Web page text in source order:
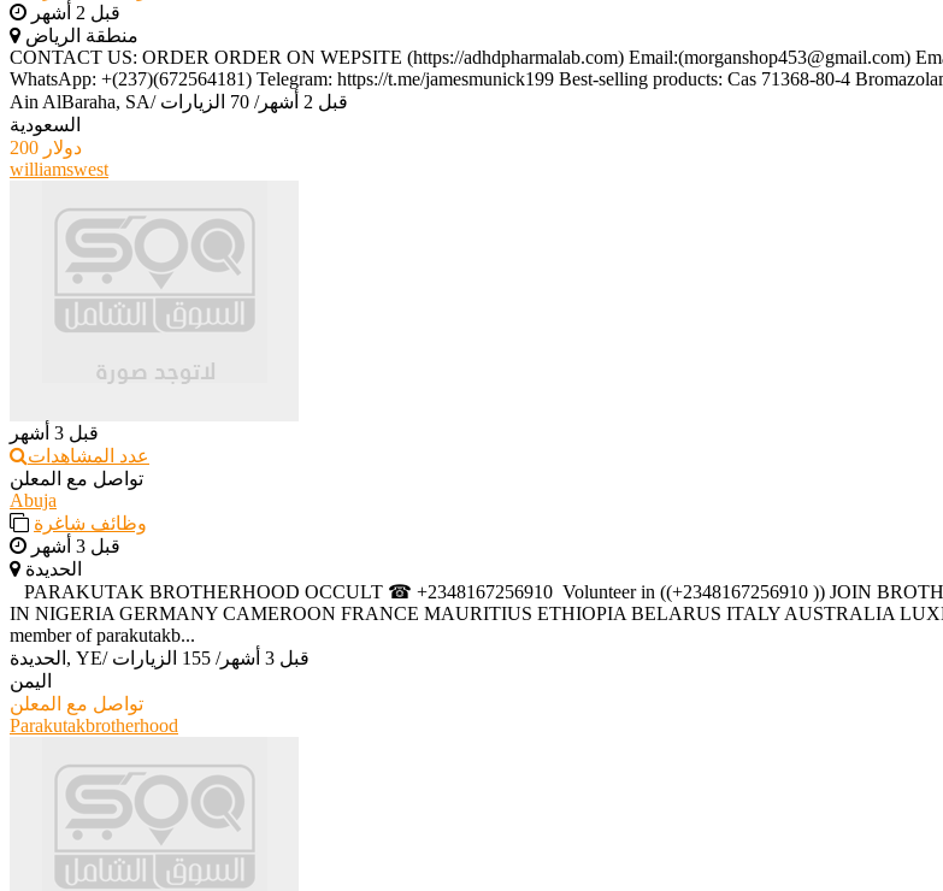
قبل 2 أشهر
منطقة الرياض
CONTACT US: ORDER ORDER ON WEPSITE (https://adhdpharmalab.com) Email:(morganshop453@gmail.com)
WhatsApp: +(237)(672564181) Telegram: https://t.me/jamesmunick199 Best-selling products: Cas 71368-80-4
Ain AlBaraha, SA/ قبل 2 أشهر / 70 الزيارات
السعودية
200 دولار
williamswest
قبل 3 أشهر
عدد المشاهدات
تواصل مع المعلن
Abuja
وظائف شاغرة
قبل 3 أشهر
الحديدة
‎PARAKUTAK BROTHERHOOD OCCULT ☎ +2348167256910 ‎ ‎Volunteer in ((+2348167256910 )) JOIN
IN NIGERIA GERMANY CAMEROON FRANCE MAURITIUS ETHIOPIA BELARUS ITALY AUSTRALIA
member of parakutakb...
الحديدة, YE/ قبل 3 أشهر / 155 الزيارات
اليمن
تواصل مع المعلن
Parakutakbrotherhood